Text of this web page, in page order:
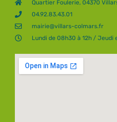
Quartier Foulerie, 04370
04.92.83.43.01
mairie@villars-colmars.fr
Lundi de 08h30 à 12h / Jeudi